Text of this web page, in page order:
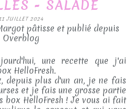
- SALADE
JUILLET 2024
pâtisse et publié depuis
Overblog
une recette que j'ai
HelloFresh.
depuis plus d'un an, je ne fais
et je fais une grosse partie
box HelloFresh ! Je vous ai fait